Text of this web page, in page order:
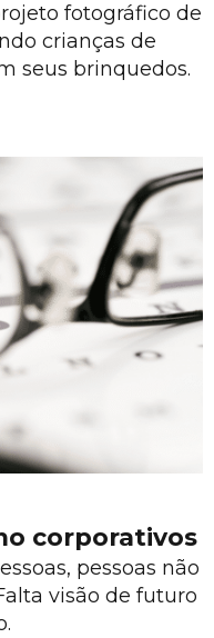
fotográfico de
crianças de
seus brinquedos.
corporativos
pessoas não
visão de futuro